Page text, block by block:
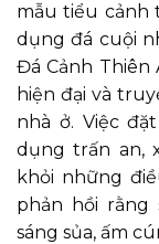
mẫu tiểu cảnh
dụng đá cuội
Đá Cảnh Thiên
hiện đại và
nhà ở. Việc
dụng trấn an,
khỏi những
phản hồi rằng
sáng sủa, ấm